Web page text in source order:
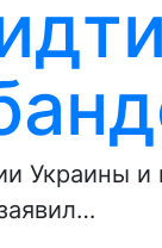
Украины